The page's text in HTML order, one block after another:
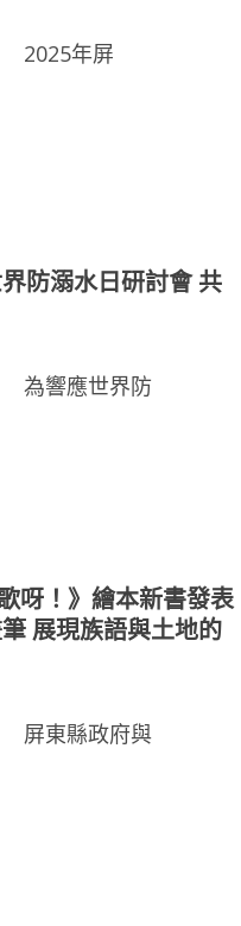
2025年屏
防溺水日研討會 共
為響應世界防
呀！》繪本新書發表
展現族語與土地的
屏東縣政府與